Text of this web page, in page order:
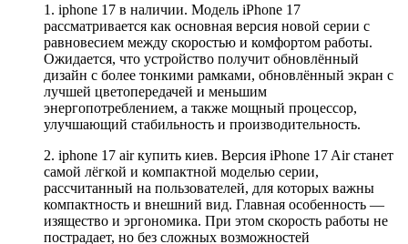
1. iphone 17 в наличии. Модель iPhone 17
рассматривается как основная версия новой серии с
равновесием между скоростью и комфортом работы.
Ожидается, что устройство получит обновлённый
дизайн с более тонкими рамками, обновлённый экран с
лучшей цветопередачей и меньшим
энергопотреблением, а также мощный процессор,
улучшающий стабильность и производительность.
2. iphone 17 air купить киев. Версия iPhone 17 Air станет
самой лёгкой и компактной моделью серии,
рассчитанный на пользователей, для которых важны
компактность и внешний вид. Главная особенность —
изящество и эргономика. При этом скорость работы не
пострадает, но без сложных возможностей